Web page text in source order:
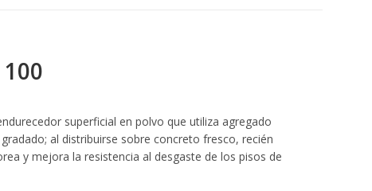
superficial en polvo que utiliza agregado
al distribuirse sobre concreto fresco, recién
y mejora la resistencia al desgaste de los pisos de